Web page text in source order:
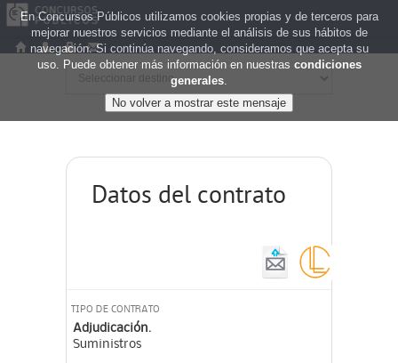
Datos del contrato
TIPO DE CONTRATO
Adjudicación.
Suministros
En Concursos Públicos utilizamos cookies propias y de terceros para
mejorar nuestros servicios mediante el análisis de sus hábitos de
navegación. Si continúa navegando, consideramos que acepta su
uso. Puede obtener más información en nuestras condiciones
generales.